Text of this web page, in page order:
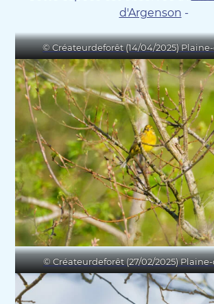
d'Argenson -
© Créateurdeforêt (14/04/2025)
© Créateurdeforêt (27/02/2025)